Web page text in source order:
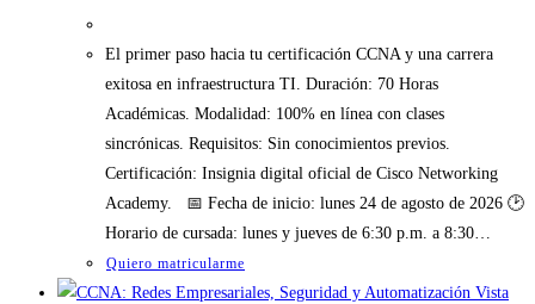
El primer paso hacia tu certificación CCNA y una carrera
exitosa en infraestructura TI. Duración: 70 Horas
Académicas. Modalidad: 100% en línea con clases
sincrónicas. Requisitos: Sin conocimientos previos.
Certificación: Insignia digital oficial de Cisco Networking
Academy. 📅 Fecha de inicio: lunes 24 de agosto de 2026 🕑
Horario de cursada: lunes y jueves de 6:30 p.m. a 8:30…
Quiero matricularme
Vista